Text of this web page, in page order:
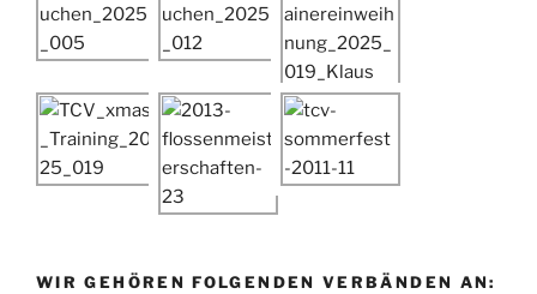
WIR GEHÖREN FOLGENDEN VERBÄNDEN AN: